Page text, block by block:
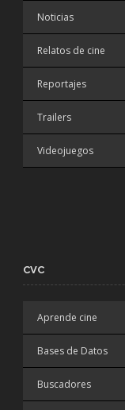
Noticias
Relatos de cine
Reportajes
Trailers
Videojuegos
CVC
Aprende cine
Bases de Datos
Buscadores